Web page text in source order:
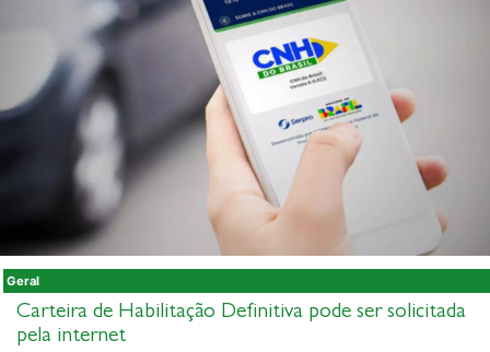
Geral
Carteira de Habilitação Definitiva pode ser solicitada
pela internet